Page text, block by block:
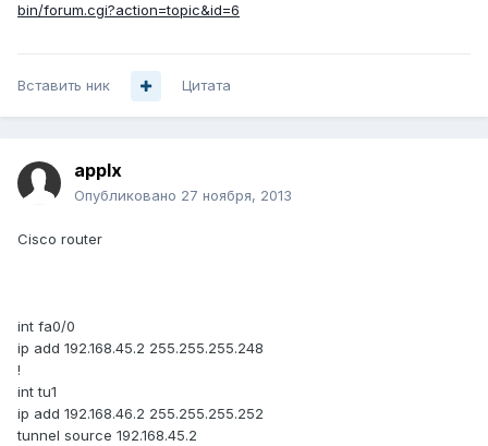
bin/forum.cgi?action=topic&id=6
Вставить ник Цитата
applx
Опубликовано 27 ноября, 2013
Cisco router
int fa0/0
ip add 192.168.45.2 255.255.255.248
!
int tu1
ip add 192.168.46.2 255.255.255.252
tunnel source 192.168.45.2